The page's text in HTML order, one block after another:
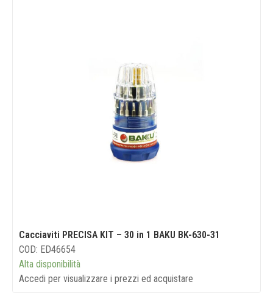
Cacciaviti PRECISA KIT – 30 in 1 BAKU BK-630-31
COD: ED46654
Alta disponibilità
Accedi per visualizzare i prezzi ed acquistare